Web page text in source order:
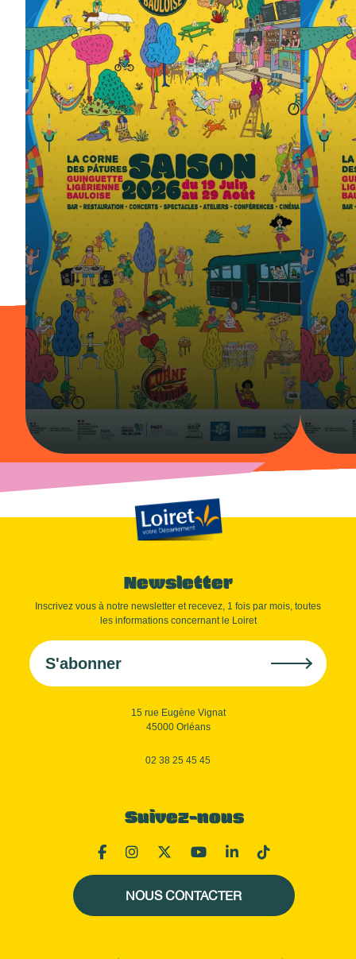
Newsletter
Inscrivez vous à notre newsletter et recevez, 1 fois par mois, toutes
les informations concernant le Loiret
S'abonner
15 rue Eugène Vignat
45000 Orléans
02 38 25 45 45
Suivez-nous
NOUS CONTACTER